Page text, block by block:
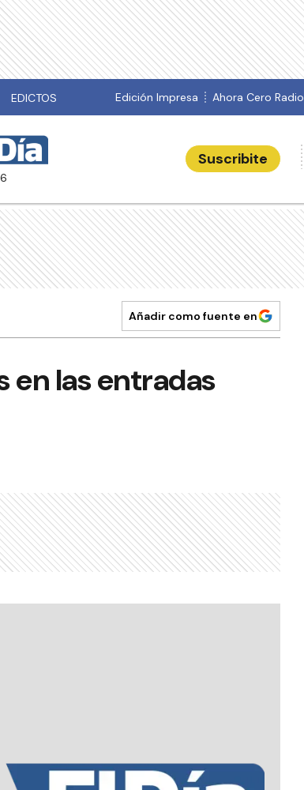
EDICTOS Edición Impresa Ahora Cero Radio
Suscribite
Añadir como fuente en
las entradas